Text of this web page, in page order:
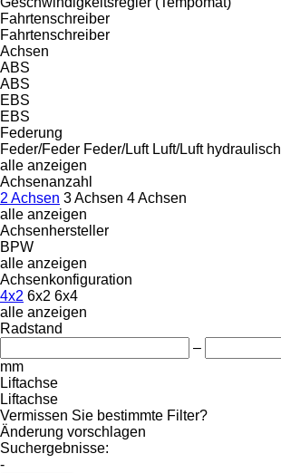
Fahrtenschreiber
Fahrtenschreiber
Achsen
ABS
ABS
EBS
EBS
Federung
Feder/Feder Feder/Luft Luft/Luft hydraulisch
alle anzeigen
Achsenanzahl
2 Achsen 3 Achsen 4 Achsen
alle anzeigen
Achsenhersteller
BPW
alle anzeigen
Achsenkonfiguration
4x2 6x2 6x4
alle anzeigen
Radstand
–
mm
Liftachse
Liftachse
Vermissen Sie bestimmte Filter?
Änderung vorschlagen
Suchergebnisse:
-